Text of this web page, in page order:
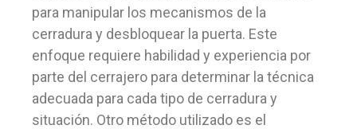
para manipular los mecanismos de la
cerradura y desbloquear la puerta. Este
enfoque requiere habilidad y experiencia por
parte del cerrajero para determinar la técnica
adecuada para cada tipo de cerradura y
situación. Otro método utilizado es el